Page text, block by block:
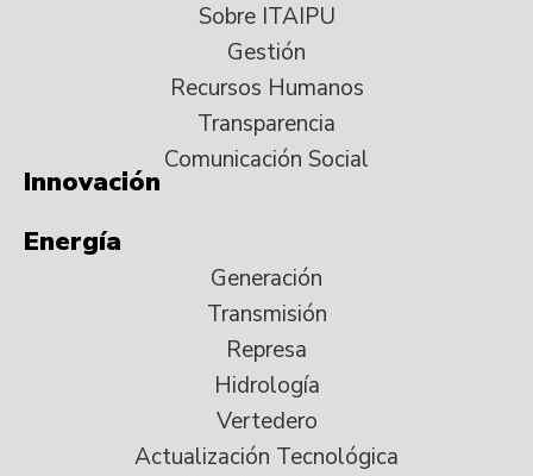
Sobre ITAIPU
Gestión
Recursos Humanos
Transparencia
Comunicación Social
Innovación
Energía
Generación
Transmisión
Represa
Hidrología
Vertedero
Actualización Tecnológica